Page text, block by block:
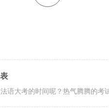
语大考的时间呢？热气腾腾的考